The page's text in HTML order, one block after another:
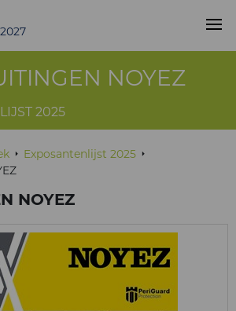
NOYEZ
2025
Exposantenlijst 2025
NOYEZ